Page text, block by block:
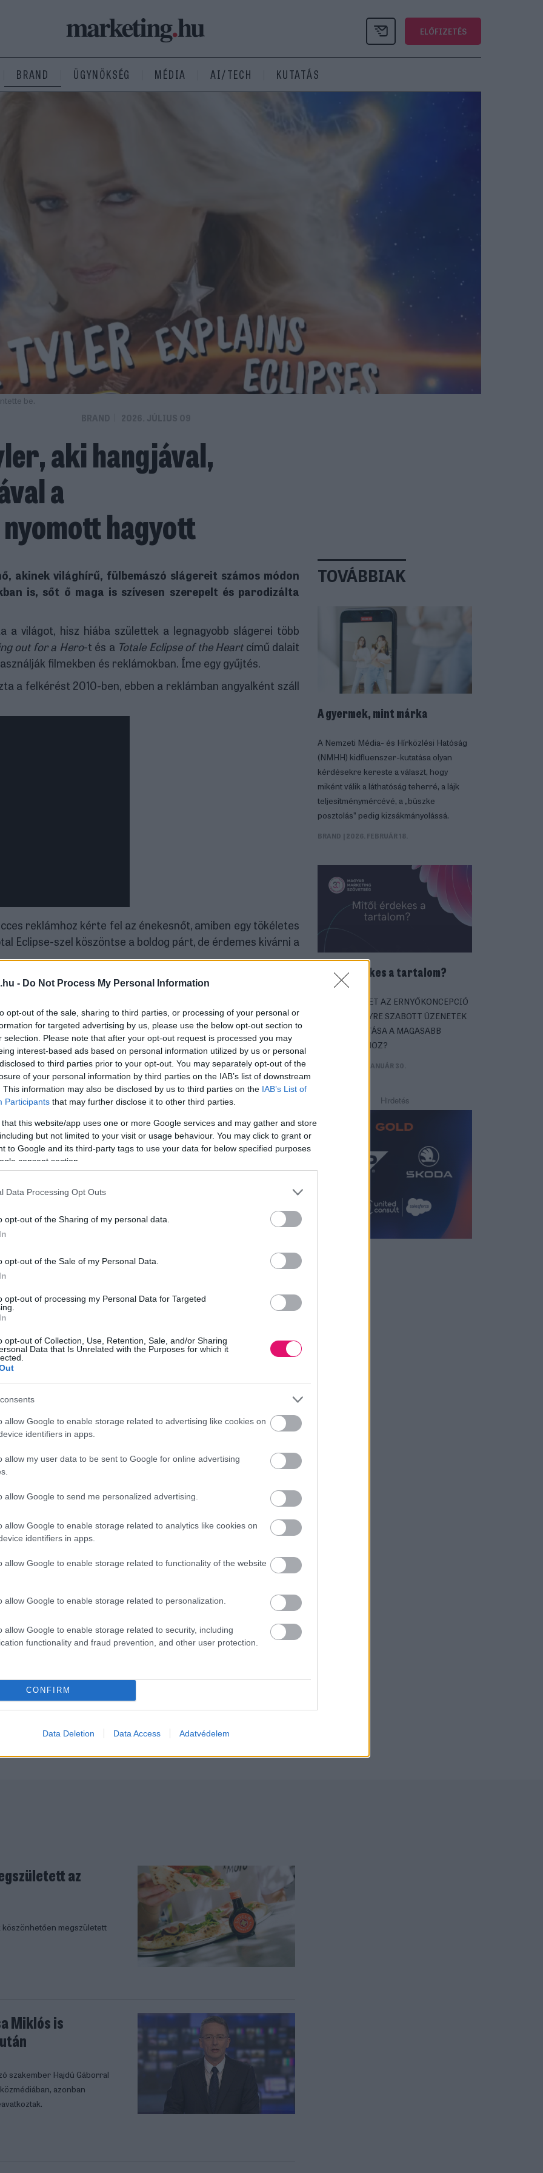
- Do Not Process My Personal Information
opt-out of the sale, sharing to third parties, or processing of your personal or
for targeted advertising by us, please use the below opt-out section to
selection. Please note that after your opt-out request is processed you may
interest-based ads based on personal information utilized by us or personal
to third parties prior to your opt-out. You may separately opt-out of the
of your personal information by third parties on the IAB’s list of downstream
This information may also be disclosed by us to third parties on the IAB’s List of
Participants that may further disclose it to other third parties.
that this website/app uses one or more Google services and may gather and store
but not limited to your visit or usage behaviour. You may click to grant or
to Google and its third-party tags to use your data for below specified purposes
consent section.
Data Processing Opt Outs
opt-out of the Sharing of my personal data.
opt-out of the Sale of my Personal Data.
opt-out of processing my Personal Data for Targeted
opt-out of Collection, Use, Retention, Sale, and/or Sharing
Data that Is Unrelated with the Purposes for which it
allow Google to enable storage related to advertising like cookies on
identifiers in apps.
allow my user data to be sent to Google for online advertising
allow Google to send me personalized advertising.
allow Google to enable storage related to analytics like cookies on
identifiers in apps.
allow Google to enable storage related to functionality of the website
allow Google to enable storage related to personalization.
allow Google to enable storage related to security, including
functionality and fraud prevention, and other user protection.
CONFIRM
Data Deletion Data Access Adatvédelem
ELŐFIZETÉS
BRAND ÜGYNÖKSÉG MÉDIA AI/TECH KUTATÁS
be.
aki hangjával,
a
hagyott
akinek világhírű, fülbemászó slágereit számos módon
is, sőt ő maga is szívesen szerepelt és parodizálta
a világot, hisz hiába születtek a legnagyobb slágerei több
out for a Hero-t és a Totale Eclipse of the Heartcímű dalait
filmekben és reklámokban. Íme egy gyűjtés.
a felkérést 2010-ben, ebben a reklámban angyalként száll
reklámhoz kérte fel az énekesnőt, amiben egy tökéletes
Eclipse-szel köszöntse a boldog párt, de érdemes kivárni a
Bonnie Tyler a nap- és holdfogyatkozások csillagászati
the Heart címére utalva, ami a szív teljes fogyatkozását
ugyanezt a dalt, és ahogy a Mastercard esetében, ehhez is
it Out-dal, ami a Total Eclipse dalszövegból a
már nem szerepel az énekesnő.
halálhírét csütörtökön jelentette be a családja, miután
–
adta hírüla BBC.
TOVÁBBIAK
A gyermek, mint márka
A Nemzeti Média- és Hírközlési Hatóság
(NMHH) kidfluenszer-kutatása olyan
kérdésekre kereste a választ, hogy
miként válik a láthatóság teherré, a lájk
teljesítménymércévé, a „büszke
posztolás” pedig kizsákmányolássá.
BRAND | 2026. FEBRUÁR 18.
Mitől érdekes a tartalom?
HOGYAN VEZET AZ ERNYŐKONCEPCIÓ
ÉS A SZEMÉLYRE SZABOTT ÜZENETEK
KÖLCSÖNHATÁSA A MAGASABB
KONVERZIÓHOZ?
| 2026. JANUÁR 30.
Hirdetés
az
köszönhetően megszületett
Miklós is
szakember Hajdú Gáborral
azonban